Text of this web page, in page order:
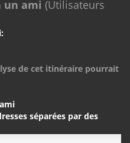
un ami (Utilisateurs
de cet itinéraire pourrait
séparées par des